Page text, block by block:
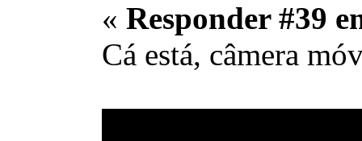
« Responder #39
Cá está, câmera